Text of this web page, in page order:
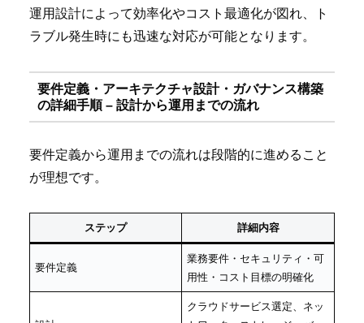
運用設計によって効率化やコスト最適化が図れ、ト
ラブル発生時にも迅速な対応が可能となります。
要件定義・アーキテクチャ設計・ガバナンス構築
の詳細手順 – 設計から運用までの流れ
要件定義から運用までの流れは段階的に進めること
が理想です。
ステップ 詳細内容
要件定義
業務要件・セキュリティ・可
用性・コスト目標の明確化
クラウドサービス選定、ネッ